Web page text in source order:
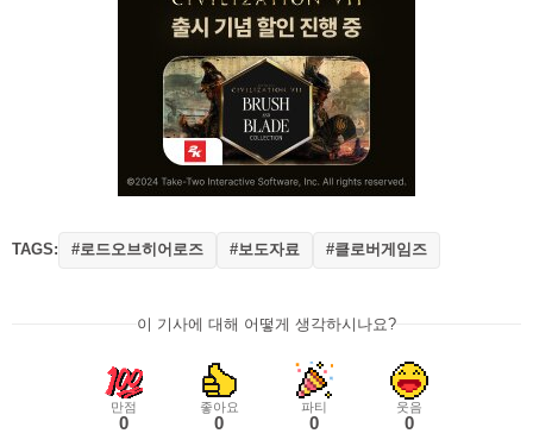
TAGS: #로드오브히어로즈 #보도자료 #클로버게임즈
이 기사에 대해 어떻게 생각하시나요?
만점
0
좋아요
0
파티
0
웃음
0